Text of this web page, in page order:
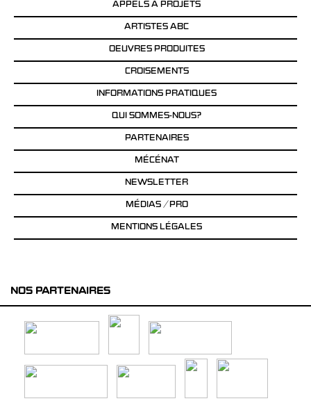
APPELS À PROJETS
ARTISTES ABC
OEUVRES PRODUITES
CROISEMENTS
INFORMATIONS PRATIQUES
QUI SOMMES-NOUS?
PARTENAIRES
MÉCÉNAT
NEWSLETTER
MÉDIAS / PRO
MENTIONS LÉGALES
NOS PARTENAIRES